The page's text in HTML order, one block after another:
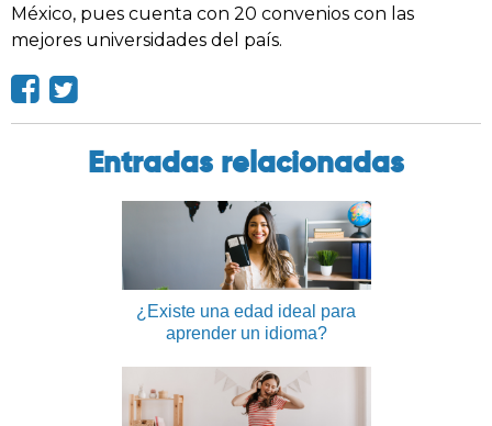
México, pues cuenta con 20 convenios con las
mejores universidades del país.
Entradas relacionadas
¿Existe una edad ideal para
aprender un idioma?